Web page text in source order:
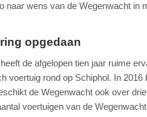
naar wens van de Wegenwacht in
opgedaan
de afgelopen tien jaar ruime
voertuig rond op Schiphol. In
de Wegenwacht ook over
voertuigen van de